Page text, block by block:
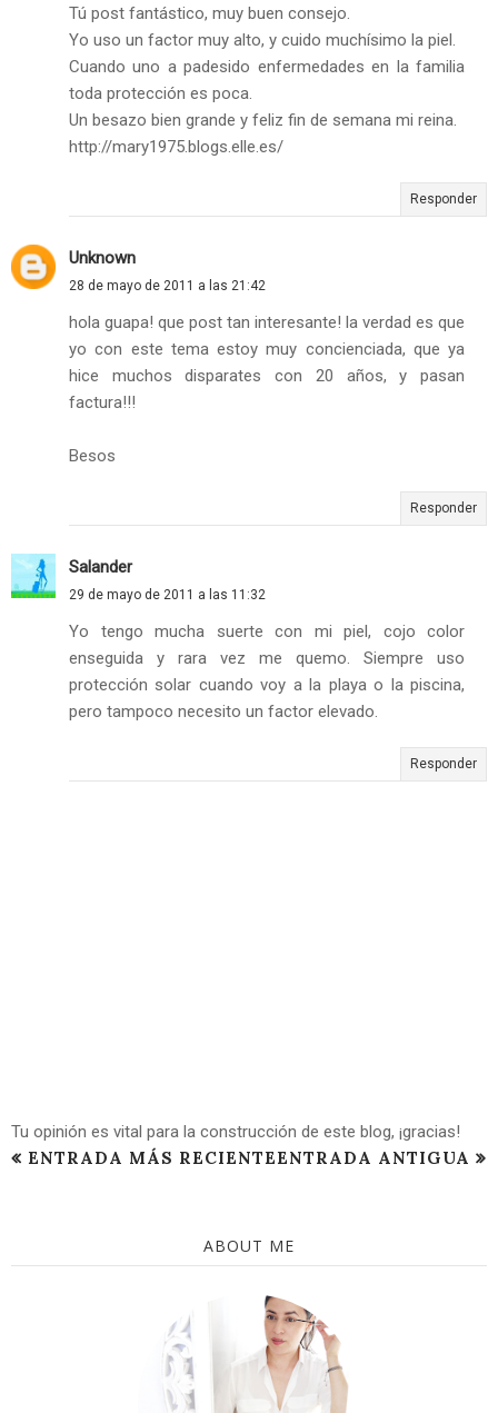
Tú post fantástico, muy buen consejo.
Yo uso un factor muy alto, y cuido muchísimo la piel.
Cuando uno a padesido enfermedades en la familia
toda protección es poca.
Un besazo bien grande y feliz fin de semana mi reina.
http://mary1975.blogs.elle.es/
Responder
Unknown
28 de mayo de 2011 a las 21:42
hola guapa! que post tan interesante! la verdad es que
yo con este tema estoy muy concienciada, que ya
hice muchos disparates con 20 años, y pasan
factura!!!
Besos
Responder
Salander
29 de mayo de 2011 a las 11:32
Yo tengo mucha suerte con mi piel, cojo color
enseguida y rara vez me quemo. Siempre uso
protección solar cuando voy a la playa o la piscina,
pero tampoco necesito un factor elevado.
Responder
Tu opinión es vital para la construcción de este blog, ¡gracias!
ENTRADA MÁS RECIENTEENTRADA ANTIGUA
ABOUT ME